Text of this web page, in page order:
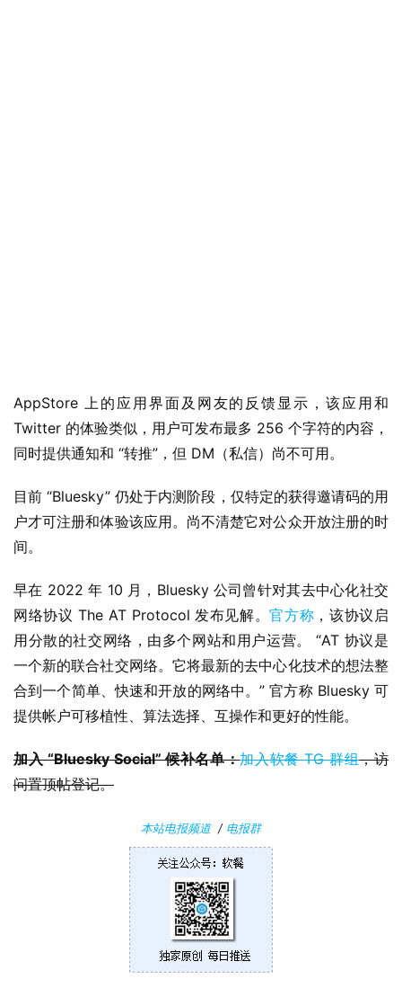
n
1
0
P
C
件
安
卓
果
关
于
AppStore 上的应用界面及网友的反馈显示，该应用和
Twitter 的体验类似，用户可发布最多 256 个字符的内容，
同时提供通知和 “转推”，但 DM（私信）尚不可用。
目前 “Bluesky” 仍处于内测阶段，仅特定的获得邀请码的用
户才可注册和体验该应用。尚不清楚它对公众开放注册的时
间。
早在 2022 年 10 月，Bluesky 公司曾针对其去中心化社交
网络协议 The AT Protocol 发布见解。官方称 ，该协议启
用分散的社交网络，由多个网站和用户运营。 “AT 协议是
一个新的联合社交网络。它将最新的去中心化技术的想法整
合到一个简单、快速和开放的网络中。” 官方称 Bluesky 可
提供帐户可移植性、算法选择、互操作和更好的性能。
加入 “Bluesky Social” 候补名单：加入软餐 TG 群组，访
问置顶帖登记。
本站电报频道/ 电报群